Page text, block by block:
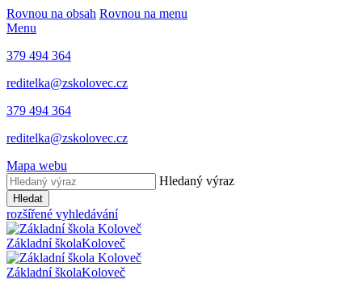
Rovnou na obsah Rovnou na menu
Menu
379 494 364
reditelka@zskolovec.cz
379 494 364
reditelka@zskolovec.cz
Mapa webu
Hledaný výraz
Hledat
rozšířené vyhledávání
Základní školaKoloveč
Základní školaKoloveč